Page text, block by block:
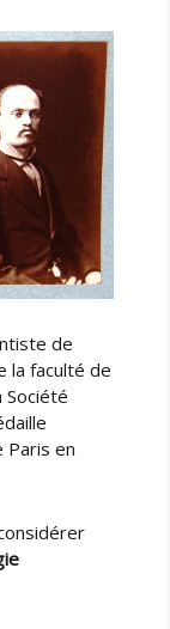
de
la faculté de
Société
Paris en